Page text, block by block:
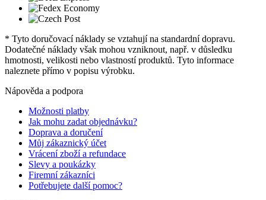
* Tyto doručovací náklady se vztahují na standardní dopravu.
Dodatečné náklady však mohou vzniknout, např. v důsledku
hmotnosti, velikosti nebo vlastností produktů. Tyto informace
naleznete přímo v popisu výrobku.
Nápověda a podpora
Možnosti platby
Jak mohu zadat objednávku?
Doprava a doručení
Můj zákaznický účet
Vrácení zboží a refundace
Slevy a poukázky
Firemní zákazníci
Potřebujete další pomoc?